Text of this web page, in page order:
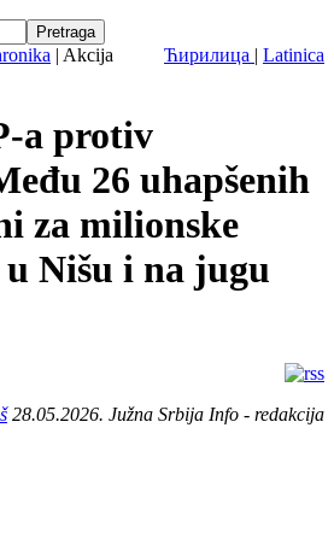
Ћирилица | Latinica
| Akcija
a protiv
26 uhapšenih
za milionske
Nišu i na jugu
28.05.2026. Južna Srbija Info - redakcija